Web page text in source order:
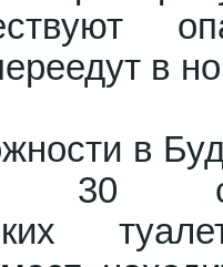
в
в
30